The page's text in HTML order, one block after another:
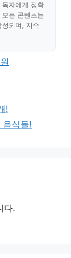
독자에게 정확
든 콘텐츠는
되며, 지속
!
음식들!
다.